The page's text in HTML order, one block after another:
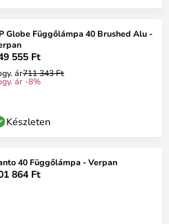
Globe Függőlámpa 40 Brushed Alu -
555 Ft
ár711 343 Ft
ár -8%
Készleten
40 Függőlámpa - Verpan
864 Ft